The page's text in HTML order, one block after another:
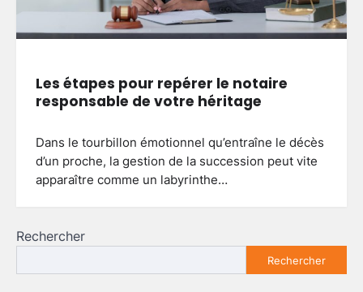
Les étapes pour repérer le notaire
responsable de votre héritage
Dans le tourbillon émotionnel qu’entraîne le décès
d’un proche, la gestion de la succession peut vite
apparaître comme un labyrinthe…
Rechercher
Rechercher